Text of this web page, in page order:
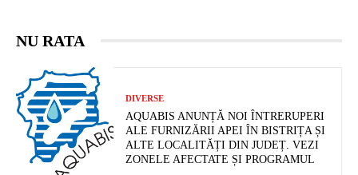
NU RATA
DIVERSE
AQUABIS ANUNȚĂ NOI ÎNTRERUPERI
ALE FURNIZĂRII APEI ÎN BISTRIȚA ȘI
ALTE LOCALITĂȚI DIN JUDEȚ. VEZI
ZONELE AFECTATE ȘI PROGRAMUL